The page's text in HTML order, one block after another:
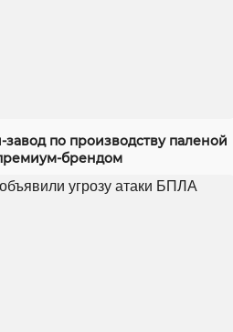
по производству паленой
брендом